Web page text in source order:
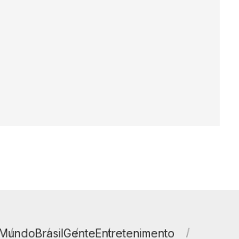
BrasilGenteEntretenimento